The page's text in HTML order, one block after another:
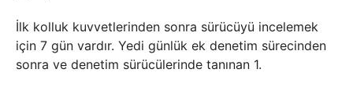
İlk kolluk kuvvetlerinden sonra sürücüyü incelemek
için 7 gün vardır. Yedi günlük ek denetim sürecinden
sonra ve denetim sürücülerinde tanınan 1.